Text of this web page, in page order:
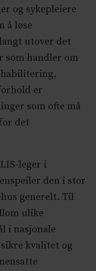
og sykepleiere
å løse
utover det
som handler om
er
som ofte må
det
leger i
den i stor
generelt. Til
ulike
i nasjonale
kvalitet og